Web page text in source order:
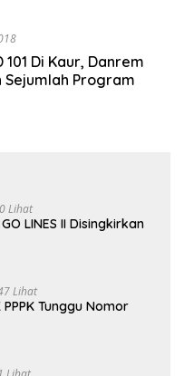
101 Di Kaur, Danrem
Sejumlah Program
Lihat
LINES II Disingkirkan
Lihat
Tunggu Nomor